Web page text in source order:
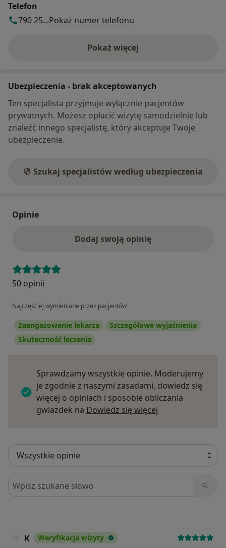
Telefon
790 25...Pokaż numer telefonu
Pokaż więcej
o adresie
Ubezpieczenia - brak akceptowanych
Ten specjalista przyjmuje wyłącznie pacjentów
prywatnych. Możesz opłacić wizytę samodzielnie lub
znaleźć innego specjalistę, który akceptuje Twoje
ubezpieczenie.
Szukaj specjalistów według ubezpieczenia
Opinie
Dodaj swoją opinię
50 opinii
Najczęściej wymieniane przez pacjentów
Zaangażowanie lekarza
Szczegółowe wyjaśnienia
Skuteczność leczenia
Sprawdzamy wszystkie opinie. Moderujemy
je zgodnie z naszymi zasadami, dowiedz się
więcej o opiniach i sposobie obliczania
gwiazdek na Dowiedz się więcej
Szukaj w opiniach
K Weryfikacja wizyty